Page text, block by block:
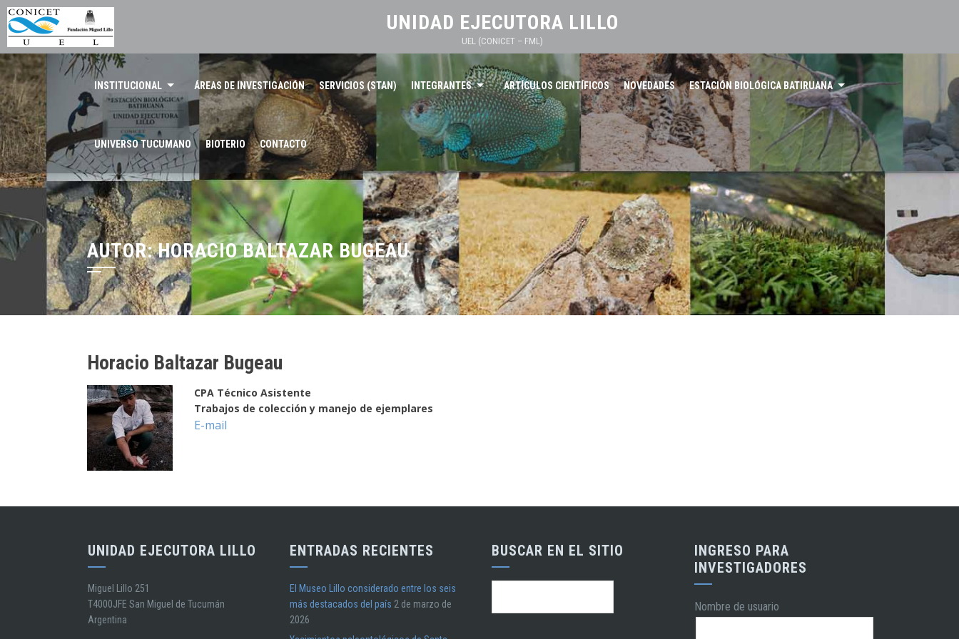
UNIDAD EJECUTORA LILLO
UEL (CONICET – FML)
INSTITUCIONAL ÁREAS DE INVESTIGACIÓN SERVICIOS (STAN) INTEGRANTES ARTÍCULOS CIENTÍFICOS NOVEDADES ESTACIÓN BIOLÓGICA BATIRUANA
UNIVERSO TUCUMANO BIOTERIO CONTACTO
AUTOR:HORACIO BALTAZAR BUGEAU
Horacio Baltazar Bugeau
CPA Técnico Asistente
Trabajos de colección y manejo de ejemplares
E-mail
UNIDAD EJECUTORA LILLO
Miguel Lillo 251
T4000JFE San Miguel de Tucumán
Argentina
ENTRADAS RECIENTES
El Museo Lillo considerado entre los seis
más destacados del país 2 de marzo de
2026
BUSCAR EN EL SITIO
INGRESO PARA
INVESTIGADORES
Nombre de usuario